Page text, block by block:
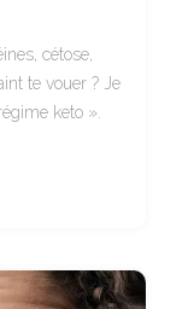
cétose,
te vouer ? Je
keto ».